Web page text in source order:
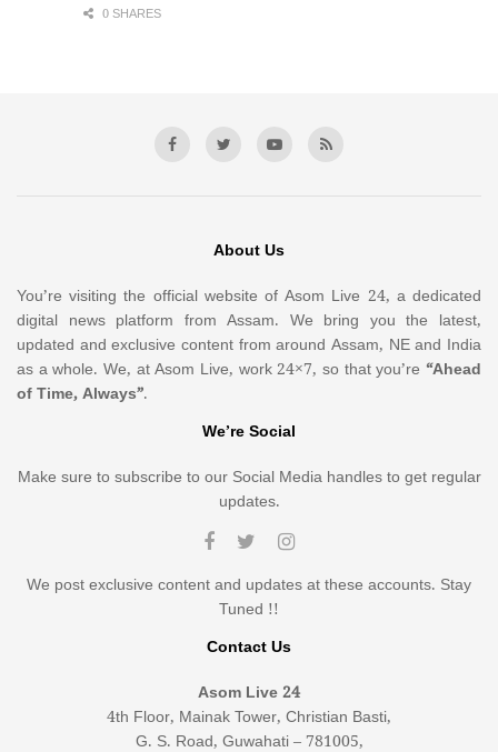
0 SHARES
About Us
You’re visiting the official website of Asom Live 24, a dedicated
digital news platform from Assam. We bring you the latest,
updated and exclusive content from around Assam, NE and India
as a whole. We, at Asom Live, work 24×7, so that you’re “Ahead
of Time, Always”.
We’re Social
Make sure to subscribe to our Social Media handles to get regular
updates.
We post exclusive content and updates at these accounts. Stay
Tuned !!
Contact Us
Asom Live 24
4th Floor, Mainak Tower, Christian Basti,
G. S. Road, Guwahati – 781005,